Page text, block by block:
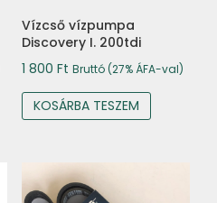
Vízcső vízpumpa
Discovery I. 200tdi
1 800 Ft Bruttó (27% ÁFA-val)
KOSÁRBA TESZEM